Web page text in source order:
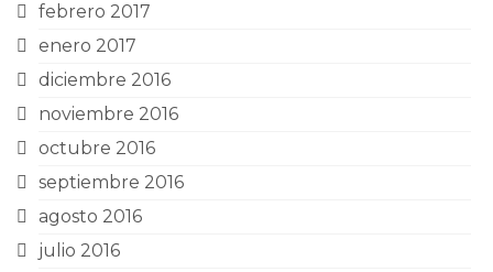
febrero 2017
enero 2017
diciembre 2016
noviembre 2016
octubre 2016
septiembre 2016
agosto 2016
julio 2016